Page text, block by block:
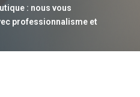
: nous vous
professionnalisme et